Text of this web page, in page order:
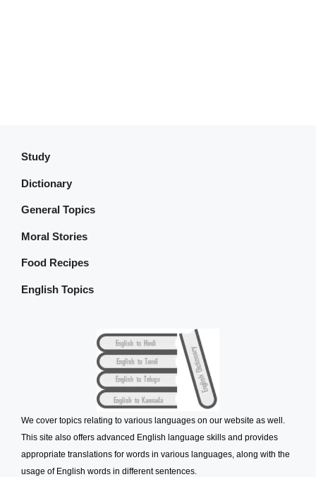
Study
Dictionary
General Topics
Moral Stories
Food Recipes
English Topics
We cover topics relating to various languages on our website as well.
This site also offers advanced English language skills and provides
appropriate translations for words in various languages, along with the
usage of English words in different sentences.